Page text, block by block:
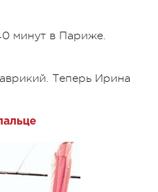
минут в Париже.
Теперь Ирина